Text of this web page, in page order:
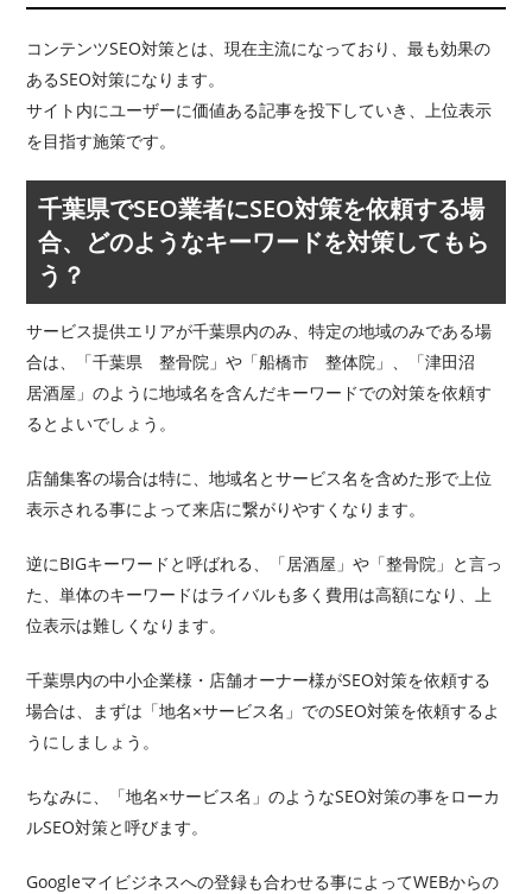
コンテンツSEO対策とは、現在主流になっており、最も効果の
あるSEO対策になります。
サイト内にユーザーに価値ある記事を投下していき、上位表示
を目指す施策です。
千葉県でSEO業者にSEO対策を依頼する場
合、どのようなキーワードを対策してもら
う？
サービス提供エリアが千葉県内のみ、特定の地域のみである場
合は、「千葉県 整骨院」や「船橋市 整体院」、「津田沼
居酒屋」のように地域名を含んだキーワードでの対策を依頼す
るとよいでしょう。
店舗集客の場合は特に、地域名とサービス名を含めた形で上位
表示される事によって来店に繋がりやすくなります。
逆にBIGキーワードと呼ばれる、「居酒屋」や「整骨院」と言っ
た、単体のキーワードはライバルも多く費用は高額になり、上
位表示は難しくなります。
千葉県内の中小企業様・店舗オーナー様がSEO対策を依頼する
場合は、まずは「地名×サービス名」でのSEO対策を依頼するよ
うにしましょう。
ちなみに、「地名×サービス名」のようなSEO対策の事をローカ
ルSEO対策と呼びます。
Googleマイビジネスへの登録も合わせる事によってWEBからの